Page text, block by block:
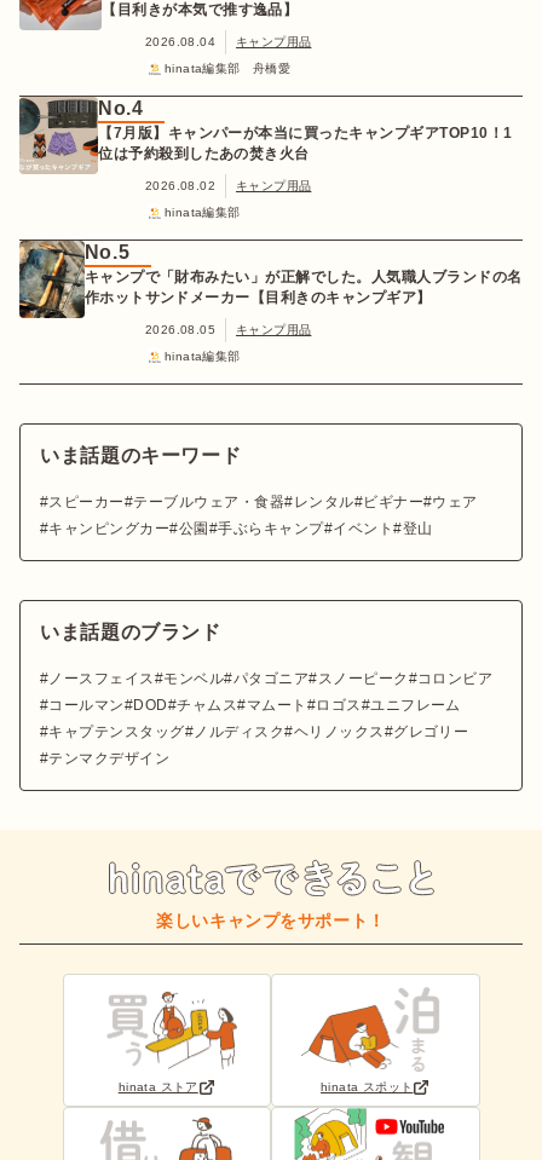
【目利きが本気で推す逸品】
2026.08.04
キャンプ用品
hinata編集部 舟橋愛
No.4
【7月版】キャンパーが本当に買ったキャンプギアTOP10！1
位は予約殺到したあの焚き火台
2026.08.02
キャンプ用品
hinata編集部
No.5
キャンプで「財布みたい」が正解でした。人気職人ブランドの名
作ホットサンドメーカー【目利きのキャンプギア】
2026.08.05
キャンプ用品
hinata編集部
いま話題のキーワード
スピーカー テーブルウェア・食器 レンタル ビギナー
ウェア
キャンピングカー 公園 手ぶらキャンプ イベント 登山
いま話題のブランド
ノースフェイス モンベル パタゴニア スノーピーク
コロンビア
コールマン
DOD チャムス マムート ロゴス
ユニフレーム
キャプテンスタッグ
ノルディスク ヘリノックス
グレゴリー
テンマクデザイン
楽しいキャンプをサポート！
hinata ストア hinata スポット